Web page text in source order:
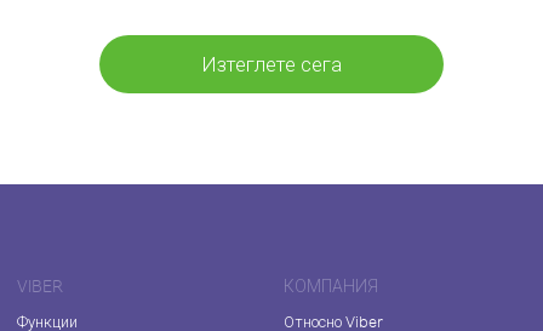
Изтеглете сега
VIBER
Функции
КОМПАНИЯ
Относно Viber